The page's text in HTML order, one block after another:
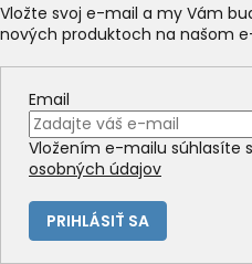
Vložte svoj e-mail a my Vám
nových produktoch na našom
Email
Vložením e-mailu súhlasíte s
osobných údajov
PRIHLÁSIŤ SA